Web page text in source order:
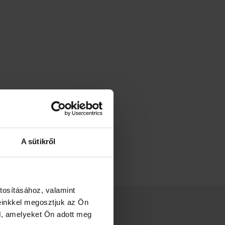
A sütikről
valamint
megosztjuk az Ön
amelyeket Ön adott meg